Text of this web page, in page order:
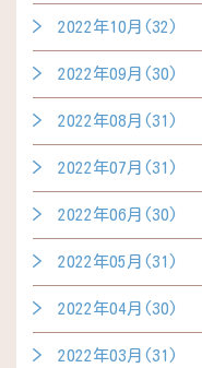
2022年10月(32)
2022年09月(30)
2022年08月(31)
2022年07月(31)
2022年06月(30)
2022年05月(31)
2022年04月(30)
2022年03月(31)